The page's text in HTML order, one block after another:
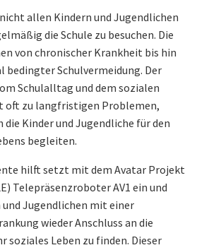
allen Kindern und Jugendlichen
die Schule zu besuchen. Die
von chronischer Krankheit bis hin
bedingter Schulvermeidung. Der
Schulalltag und dem sozialen
oft zu langfristigen Problemen,
die Kinder und Jugendliche für den
begleiten.
hilft setzt mit dem Avatar Projekt
Telepräsenzroboter AV1 ein und
Jugendlichen mit einer
wieder Anschluss an die
soziales Leben zu finden. Dieser